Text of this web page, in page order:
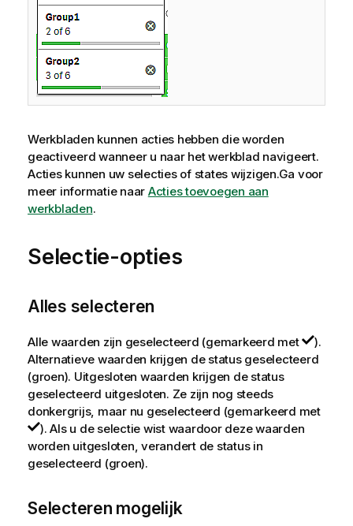
Werkbladen kunnen acties hebben die worden
geactiveerd wanneer u naar het werkblad navigeert.
Acties kunnen uw selecties of states wijzigen.Ga voor
meer informatie naar Acties toevoegen aan
werkbladen.
Selectie-opties
Alles selecteren
Alle waarden zijn geselecteerd (gemarkeerd met
).
Alternatieve waarden krijgen de status geselecteerd
(groen). Uitgesloten waarden krijgen de status
geselecteerd uitgesloten. Ze zijn nog steeds
donkergrijs, maar nu geselecteerd (gemarkeerd met
). Als u de selectie wist waardoor deze waarden
worden uitgesloten, verandert de status in
geselecteerd (groen).
Selecteren mogelijk